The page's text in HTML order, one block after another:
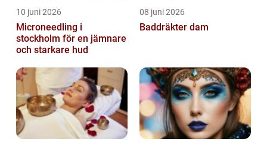
10 juni 2026
Microneedling i
stockholm för en jämnare
och starkare hud
08 juni 2026
Baddräkter dam